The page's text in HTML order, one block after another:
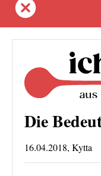
Die
16.04.2018, Kytta